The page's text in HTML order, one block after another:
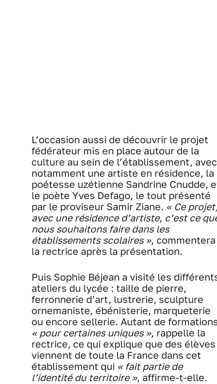
L’occasion aussi de découvrir le projet
fédérateur mis en place autour de la
culture au sein de l’établissement, avec
notamment une artiste en résidence, la
poétesse uzétienne Sandrine Cnudde,
le poète Yves Defago, le tout présenté
par le proviseur Samir Ziane. « Ce
avec une résidence d’artiste, c’est ce
nous souhaitons faire dans les
établissements scolaires », commentera
la rectrice après la présentation.
Puis Sophie Béjean a visité les
ateliers du lycée : taille de pierre,
ferronnerie d’art, lustrerie, sculpture
ornemaniste, ébénisterie, marqueterie
ou encore sellerie. Autant de
« pour certaines uniques », rappelle la
rectrice, ce qui explique que des élèves
viennent de toute la France dans cet
établissement qui « fait partie de
l’identité du territoire », affirme-t-elle.